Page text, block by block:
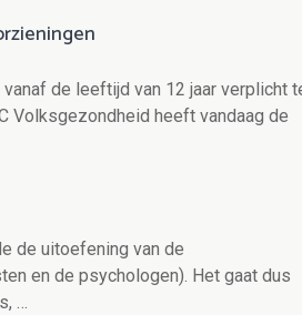
de leeftijd van 12 jaar verplicht
Volksgezondheid heeft vandaag de
de uitoefening van de
en de psychologen). Het gaat dus
…